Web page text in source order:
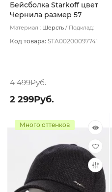
Бейсболка Starkoff цвет
Чернила размер 57
Материал : Шерсть
Подклад:
Код товара: STA00200097741
4 499Руб.
2 299Руб.
Много оттенков